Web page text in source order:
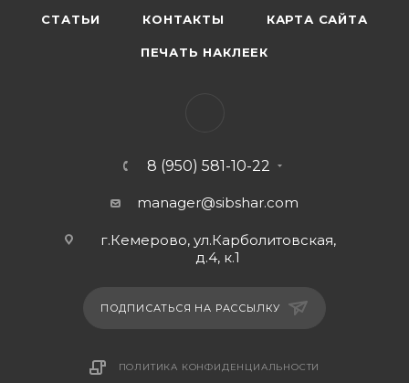
СТАТЬИ КОНТАКТЫ КАРТА САЙТА
ПЕЧАТЬ НАКЛЕЕК
8 (950) 581-10-22
manager@sibshar.com
г.Кемерово, ул.Карболитовская,
д.4, к.1
ПОДПИСАТЬСЯ НА РАССЫЛКУ
ПОЛИТИКА КОНФИДЕНЦИАЛЬНОСТИ